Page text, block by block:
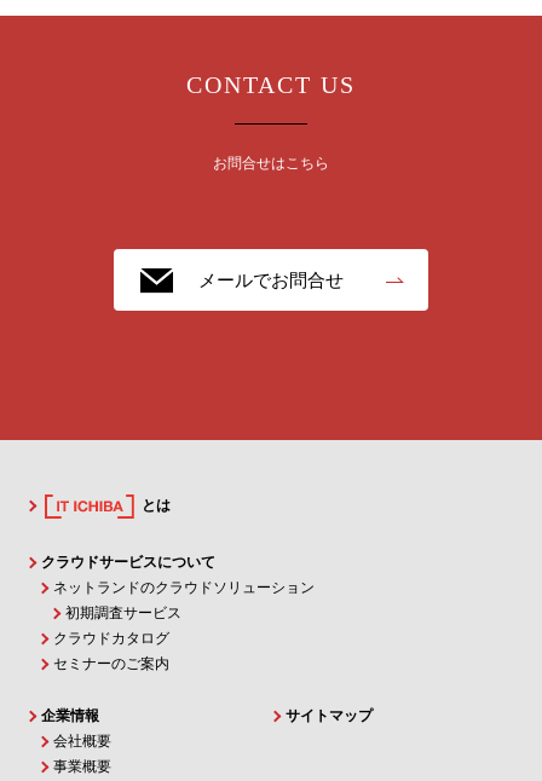
CONTACT US
お問合せはこちら
メールでお問合せ
とは
クラウドサービスについて
ネットランドのクラウドソリューション
初期調査サービス
クラウドカタログ
セミナーのご案内
企業情報
会社概要
事業概要
サイトマップ